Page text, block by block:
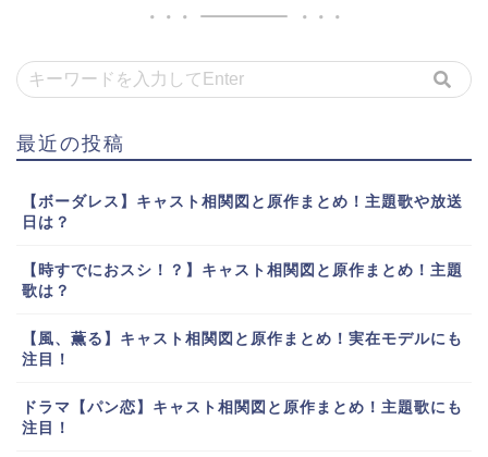
最近の投稿
【ボーダレス】キャスト相関図と原作まとめ！主題歌や放送
日は？
【時すでにおスシ！？】キャスト相関図と原作まとめ！主題
歌は？
【風、薫る】キャスト相関図と原作まとめ！実在モデルにも
注目！
ドラマ【パン恋】キャスト相関図と原作まとめ！主題歌にも
注目！